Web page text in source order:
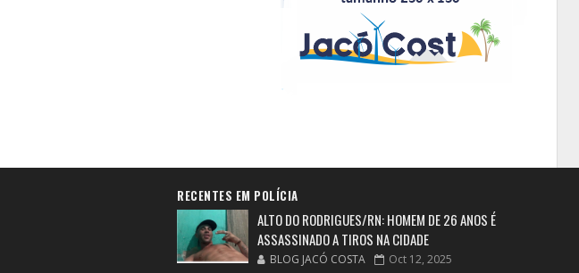
RECENTES EM POLÍCIA
ALTO DO RODRIGUES/RN: HOMEM DE 26 ANOS É
ASSASSINADO A TIROS NA CIDADE
BLOG JACÓ COSTA Oct 12, 2025